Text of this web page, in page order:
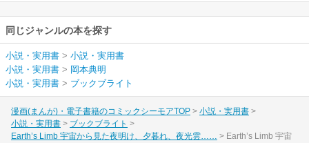
同じジャンルの本を探す
小説・実用書 > 小説・実用書
小説・実用書 > 岡本典明
小説・実用書 > ブックブライト
漫画(まんが)・電子書籍のコミックシーモアTOP
小説・実用書
小説・実用書
ブックブライト
Earth’s Limb 宇宙から見た夜明け、夕暮れ、夜光雲……
Earth’s Limb 宇宙